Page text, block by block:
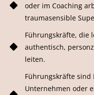
oder im Coaching
traumasensible
Führungskräfte, die
authentisch,
leiten.
Führungskräfte sind
Unternehmen oder